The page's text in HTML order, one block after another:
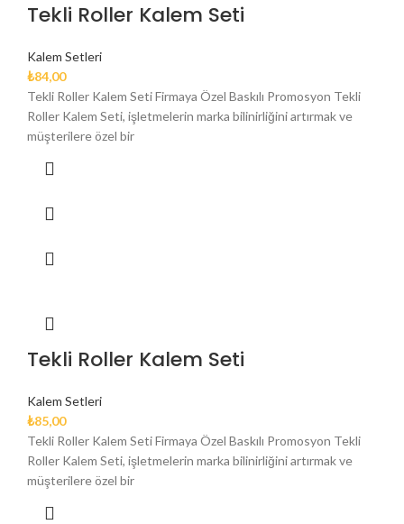
Tekli Roller Kalem Seti
Kalem Setleri
₺84,00
Tekli Roller Kalem Seti Firmaya Özel Baskılı Promosyon Tekli
Roller Kalem Seti, işletmelerin marka bilinirliğini artırmak ve
müşterilere özel bir
Tekli Roller Kalem Seti
Kalem Setleri
₺85,00
Tekli Roller Kalem Seti Firmaya Özel Baskılı Promosyon Tekli
Roller Kalem Seti, işletmelerin marka bilinirliğini artırmak ve
müşterilere özel bir